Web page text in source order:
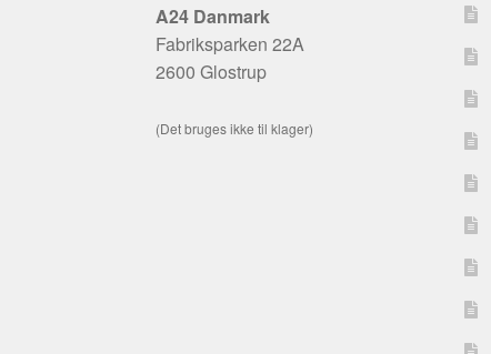
A24 Danmark
Fabriksparken 22A
2600 Glostrup
(Det bruges ikke til klager)